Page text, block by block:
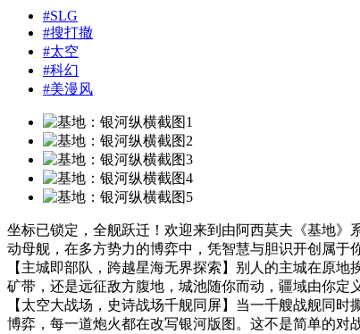
#SLG
#搜打撤
#太空
#科幻
#美漫风
坐标已锁定，全舰跃迁！欢迎来到由阿西莫夫《基地
动母舰，在多方势力的博弈中，凭智慧与胆识开创属于
【主城即部队，跨越星海无界探索】别人的主城在原
矿带，还是远征敌方腹地，城池随你而动，疆域由你定
【太空大战场，史诗战场千舰同屏】当一千艘战舰同
博弈，每一道炮火都在改写银河版图。这不是简单的对